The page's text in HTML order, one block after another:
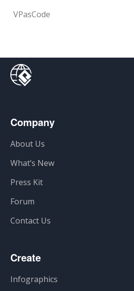
VPasCode
Company
About Us
What’s New
Press Kit
Forum
Contact Us
Create
Infographics